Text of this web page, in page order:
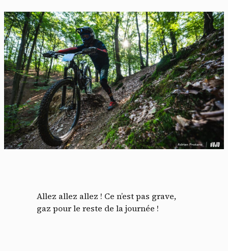
Allez allez allez ! Ce n’est pas grave,
gaz pour le reste de la journée !